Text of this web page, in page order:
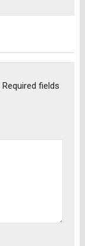
Required fields